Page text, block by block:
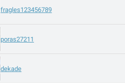
fragles123456789
poras27211
dekade